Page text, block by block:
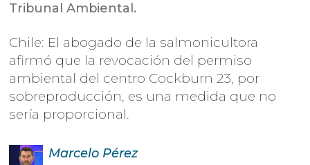
Tribunal Ambiental.
Chile: El abogado de la salmonicultora
afirmó que la revocación del permiso
ambiental del centro Cockburn 23, por
sobreproducción, es una medida que no
sería proporcional.
Marcelo Pérez